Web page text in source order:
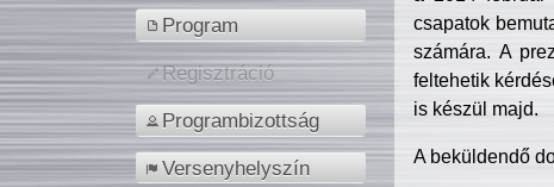
Program
Regisztráció
Programbizottság
Versenyhelyszín
csapatok
számára. A
feltehetik
is készül majd.
A beküldendő